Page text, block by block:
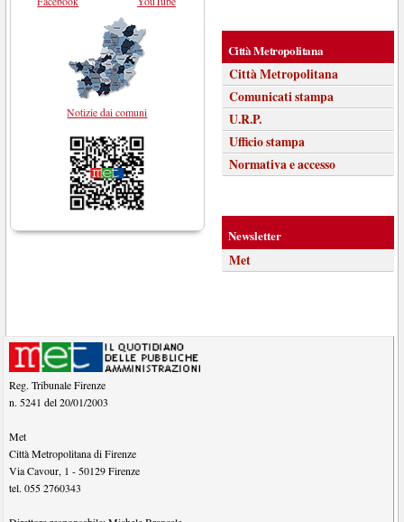
Notizie dai comuni
Città Metropolitana
Città Metropolitana
Comunicati stampa
U.R.P.
Ufficio stampa
Normativa e accesso
Newsletter
Met
Reg. Tribunale Firenze
n. 5241 del 20/01/2003
Met
Città Metropolitana di Firenze
Via Cavour, 1 -50129 Firenze
tel.055 2760343